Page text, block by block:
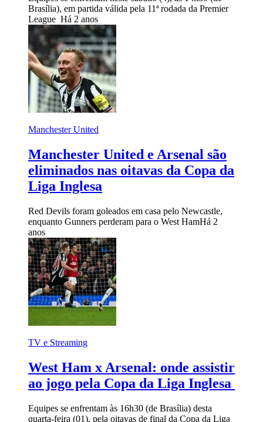
Brasília), em partida válida pela 11ª rodada da Premier
League Há 2 anos
Manchester United
Manchester United e Arsenal são
eliminados nas oitavas da Copa da
Liga Inglesa
Red Devils foram goleados em casa pelo Newcastle,
enquanto Gunners perderam para o West HamHá 2
anos
TV e Streaming
West Ham x Arsenal: onde assistir
ao jogo pela Copa da Liga Inglesa
Equipes se enfrentam às 16h30 (de Brasília) desta
quarta-feira (01), pela oitavas de final da Copa da Liga